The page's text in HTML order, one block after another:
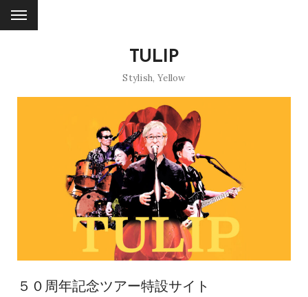
TULIP
Stylish, Yellow
５０周年記念ツアー特設サイト